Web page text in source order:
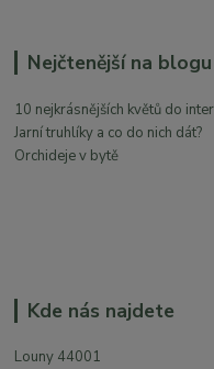
Nejčtenější na blogu
10 nejkrásnějších květů do
Jarní truhlíky a co do nich dát?
Orchideje v bytě
Kde nás najdete
Louny 44001